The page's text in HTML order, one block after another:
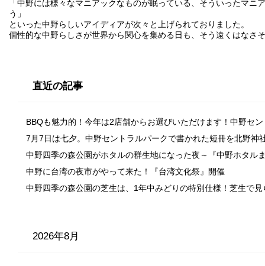
「中野には様々なマニアックなものが眠っている、そういったマニ
う」
といった中野らしいアイディアが次々と上げられておりました。
個性的な中野らしさが世界から関心を集める日も、そう遠くはなさ
直近の記事
BBQも魅力的！今年は2店舗からお選びいただけます！中野セ
7月7日は七夕。中野セントラルパークで書かれた短冊を北野神
中野四季の森公園がホタルの群生地になった夜～『中野ホタル
中野に台湾の夜市がやって来た！『台湾文化祭』開催
中野四季の森公園の芝生は、1年中みどりの特別仕様！芝生で
2026年8月